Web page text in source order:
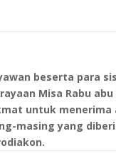
beserta para
Misa Rabu abu
untuk menerima
masing yang